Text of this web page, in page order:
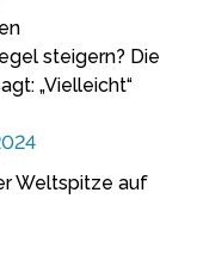
steigern? Die
„Vielleicht“
Weltspitze auf